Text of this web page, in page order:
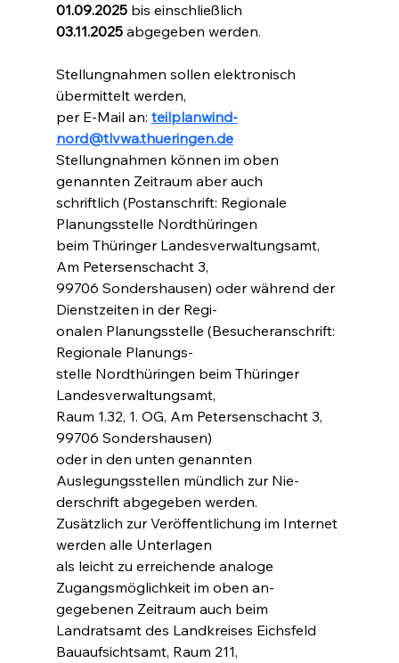
01.09.2025 bis einschließlich
03.11.2025 abgegeben werden.
Stellungnahmen sollen elektronisch
übermittelt werden,
per E-Mail an: teilplanwind-
nord@tlvwa.thueringen.de
Stellungnahmen können im oben
genannten Zeitraum aber auch
schriftlich (Postanschrift: Regionale
Planungsstelle Nordthüringen
beim Thüringer Landesverwaltungsamt,
Am Petersenschacht 3,
99706 Sondershausen) oder während der
Dienstzeiten in der Regi-
onalen Planungsstelle (Besucheranschrift:
Regionale Planungs-
stelle Nordthüringen beim Thüringer
Landesverwaltungsamt,
Raum 1.32, 1. OG, Am Petersenschacht 3,
99706 Sondershausen)
oder in den unten genannten
Auslegungsstellen mündlich zur Nie-
derschrift abgegeben werden.
Zusätzlich zur Veröffentlichung im Internet
werden alle Unterlagen
als leicht zu erreichende analoge
Zugangsmöglichkeit im oben an-
gegebenen Zeitraum auch beim
Landratsamt des Landkreises Eichsfeld
Bauaufsichtsamt, Raum 211,